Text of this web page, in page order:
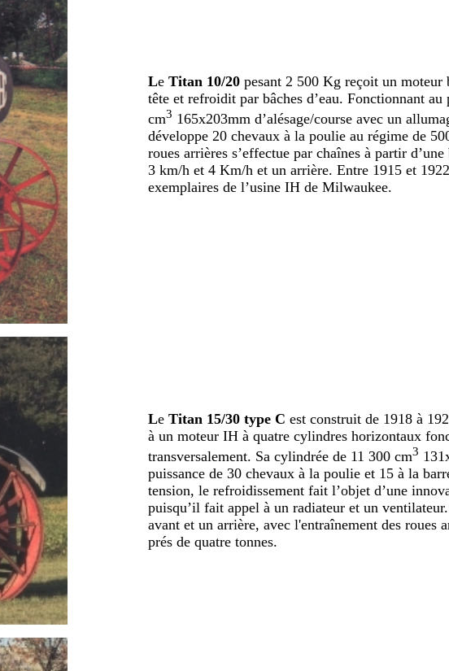
Le Titan 10/20 pesant 2 500 Kg reçoit un moteur
tête et refroidit par bâches d’eau. Fonctionnant
cm3 165x203mm d’alésage/course avec un
développe 20 chevaux à la poulie au régime de
roues arrières s’effectue par chaînes à partir
3 km/h et 4 Km/h et un arrière. Entre 1915 et
exemplaires de l’usine IH de Milwaukee.
Le Titan 15/30 type C est construit de 1918 à
à un moteur IH à quatre cylindres horizontaux
transversalement. Sa cylindrée de 11 300 cm3
puissance de 30 chevaux à la poulie et 15 à la
tension, le refroidissement fait l’objet d’une
puisqu’il fait appel à un radiateur et un
avant et un arrière, avec l'entraînement des roues
prés de quatre tonnes.